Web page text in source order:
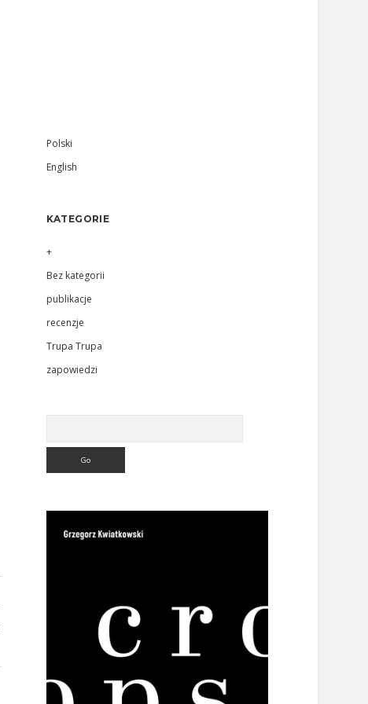
Sidebar
Polski
English
KATEGORIE
+
Bez kategorii
publikacje
recenzje
Trupa Trupa
zapowiedzi